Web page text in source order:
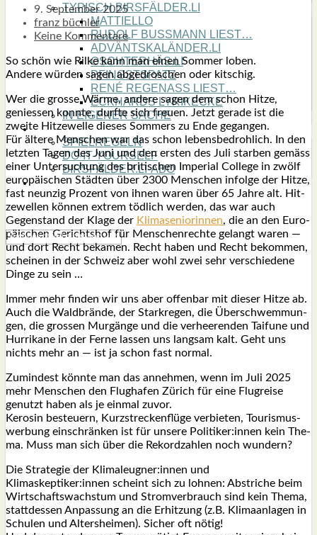
TYPISCH BIRSFÄLDER.LI
MATTIELLO
RUDOLF BUSS­MANN LIEST…
ADVÄNTSKALÄNDER.LI
OSCHTERHÄS.LI
PFINGST­SPATZ
RENÉ REGEN­ASS LIEST…
ECK­HARDS LYRIK­ECKE
IN EIGE­NER SACHE
SO GOOT’S
SPIEL­RE­GELN
DO-IT-YOUR­S­ELF
BIRSFÄLDER.LI-ABO
SHOUT­BOX
9. September 2025
franz büchler
Keine Kommentare
So schön wie Ril­ke kann man einen Som­mer loben.
Ande­re wür­den sagen abge­dro­schen oder kit­schig.
Wer die gros­se Wär­me, ande­re sagen dem schon Hit­ze,
genies­sen konn­te, durf­te sich freu­en. Jetzt gera­de ist die
zwei­te Hit­ze­wel­le die­ses Som­mers zu Ende gegan­gen.
Für älte­re Men­schen war das schon lebens­be­droh­lich. In den
letz­ten Tagen des Juni und den ers­ten des Juli star­ben gemäss
einer Unter­su­chung des bri­ti­schen Impe­ri­al Col­lege in zwölf
euro­päi­schen Städ­ten über 2300 Men­schen infol­ge der Hit­ze,
fast neun­zig Pro­zent von ihnen waren über 65 Jah­re alt. Hit­
ze­wel­len kön­nen extrem töd­lich wer­den, das war auch
Gegen­stand der Kla­ge der Kli­ma­se­nio­rin­nen, die an den Euro­
päi­schen Gerichts­hof für Men­schen­rech­te gelangt waren —
und dort Recht beka­men. Recht haben und Recht bekom­men,
schei­nen in der Schweiz aber wohl zwei sehr ver­schie­de­ne
Din­ge zu sein …
Immer mehr fin­den wir uns aber offen­bar mit die­ser Hit­ze ab.
Auch die Wald­brän­de, der Stark­re­gen, die Über­schwem­mun­
gen, die gros­sen Mur­gän­ge und die ver­hee­ren­den Tai­fu­ne und
Hur­ri­ka­ne in der Fer­ne las­sen uns lang­sam kalt. Geht uns
nichts mehr an — ist ja schon fast nor­mal.
Zumin­dest könn­te man das anneh­men, wenn im Juli 2025
mehr Men­schen den Flug­ha­fen Zürich für eine Flug­rei­se
genutzt haben als je ein­mal zuvor.
Kero­sin besteu­ern, Kurz­stre­cken­flü­ge ver­bie­ten, Tou­ris­mus­
wer­bung ein­schrän­ken ist für unse­re Politiker:innen kein The­
ma. Muss man sich über die Rekord­zah­len noch wun­dern?
Die Stra­te­gie der Klimaleugner:innen und
Klimaskeptiker:innen scheint sich zu loh­nen: Abstri­che beim
Wirt­schafts­wachs­tum und Strom­ver­brauch sind kein The­ma,
statt­des­sen Anpas­sung an die Erhit­zung (z.B. Kli­ma­an­la­gen in
Schu­len und Alters­hei­men). Sicher oft nötig!